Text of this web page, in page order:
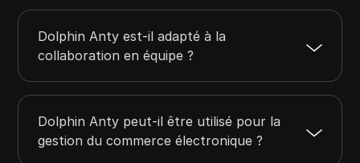
Dolphin Anty est-il adapté à la
collaboration en équipe ?
Dolphin Anty peut-il être utilisé pour la
gestion du commerce électronique ?